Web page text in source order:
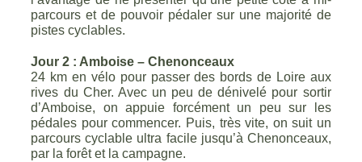
parcours et de pouvoir pédaler sur une majorité de
pistes cyclables.
Jour 2 : Amboise – Chenonceaux
24 km en vélo pour passer des bords de Loire aux
rives du Cher. Avec un peu de dénivelé pour sortir
d’Amboise, on appuie forcément un peu sur les
pédales pour commencer. Puis, très vite, on suit un
parcours cyclable ultra facile jusqu’à Chenonceaux,
par la forêt et la campagne.